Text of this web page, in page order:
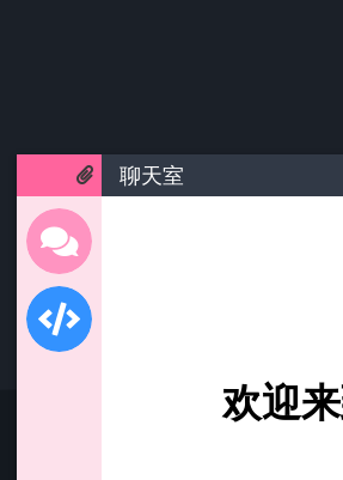
聊天室
欢迎